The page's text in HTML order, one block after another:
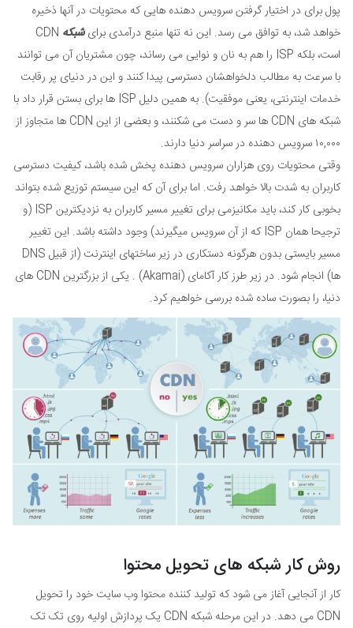
پول برای در اختیار گرفتن سرویس دهنده هایی که محتویات در آنها ذخیره
خواهد شد، به توافق می رسد. این نه تنها منبع درآمدی برایشبکه CDN
است، بلکه ISP را هم به نان و نوایی می رساند، چون مشتریان آن می توانند
با سرعت به مطالب دلخواهشان دسترسی پیدا کنند و این در دنیای پر رقابت
خدمات اینترنتی، یعنی موفقیت). به همین دلیل ISP ها برای بستن قرار داد با
شبکه های CDN ها سر و دست می شکنند، و بعضی از این CDN ها متجاوز از
۱۰,۰۰۰ سرویس دهنده در سراسر دنیا دارند.
وقتی محتویات روی هزاران سرویس دهنده پخش شده باشد، کیفیت دسترسی
کاربران به شدت بالا خواهد رفت. اما برای آن که این سیستم توزیع شده بتواند
بخوبی کار کند، باید مکانیزمی برای تغییر مسیر کاربران به نزدیکترین ISP (و
ترجیحا همان ISP که از آن سرویس میگیرند) وجود داشته باشد. این تغییر
مسیر بایستی بدون هرگونه دستکاری در زیر ساختهای اینترنت (از قبیل DNS
ها) انجام شود. در زیر طرز کار آکامای (Akamai) . یکی از بزرگترین CDN های
دنیا، را بصورت ساده شده بررسی خواهیم کرد.
روش کار شبکه های تحویل محتوا
کار از آنجایی آغاز می شود که تولید کننده محتوا وب سایت خود را تحويل
CDN می دهد. در این مرحله شبکه CDN یک پردازش اولیه روی تک تک